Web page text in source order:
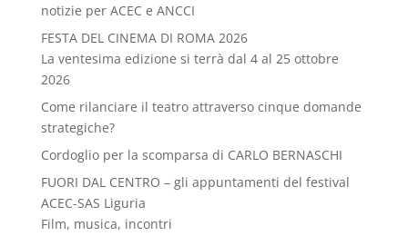
notizie per ACEC e ANCCI
FESTA DEL CINEMA DI ROMA 2026
La ventesima edizione si terrà dal 4 al 25 ottobre
2026
Come rilanciare il teatro attraverso cinque domande
strategiche?
Cordoglio per la scomparsa di CARLO BERNASCHI
FUORI DAL CENTRO – gli appuntamenti del festival
ACEC-SAS Liguria
Film, musica, incontri